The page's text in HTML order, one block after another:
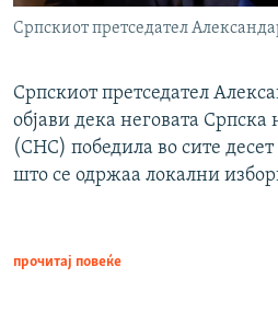
Српскиот претседател
Српскиот претседател
објави дека неговата Српска
(СНС) победила во сите
што се одржаа локални
прочитај повеќе